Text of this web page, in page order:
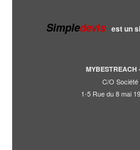
Simpledevis est un
MYBESTREACH
C/O Société
1-5 Rue du 8 mai